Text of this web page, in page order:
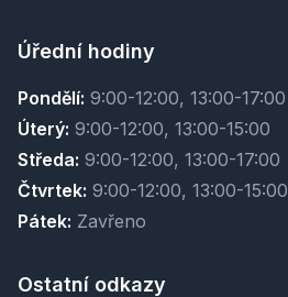
Úřední hodiny
Pondělí: 9:00-12:00, 13:00-17:00
Úterý: 9:00-12:00, 13:00-15:00
Středa: 9:00-12:00, 13:00-17:00
Čtvrtek: 9:00-12:00, 13:00-15:00
Pátek: Zavřeno
Ostatní odkazy